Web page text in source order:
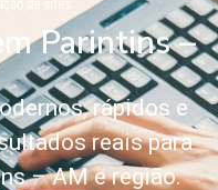
Parintins –
rápidos e
reais para
– AM e região.